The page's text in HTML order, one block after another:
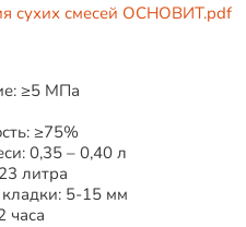
сухих смесей ОСНОВИТ.pdf
≥5 МПа
≥75%
0,35 – 0,40 л
литра
5-15 мм
часа